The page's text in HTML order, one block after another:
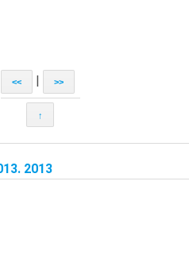
<< >>
↑
2013